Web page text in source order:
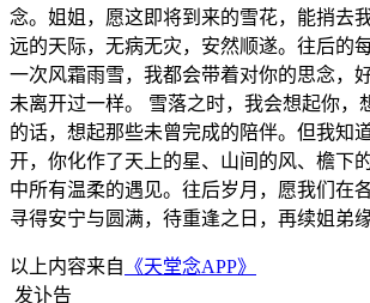
念。姐姐，愿这即将到来的雪花，能捎去
远的天际，无病无灾，安然顺遂。往后的
一次风霜雨雪，我都会带着对你的思念，
未离开过一样。 雪落之时，我会想起你，
的话，想起那些未曾完成的陪伴。但我知
开，你化作了天上的星、山间的风、檐下
中所有温柔的遇见。往后岁月，愿我们在
寻得安宁与圆满，待重逢之日，再续姐弟缘
以上内容来自 《天堂念APP》
发讣告